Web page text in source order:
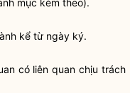
mục kèm theo).
kể từ ngày ký.
có liên quan chịu trách